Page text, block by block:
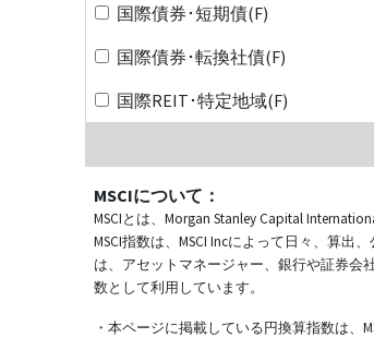
国際債券･短期債(F)
国際債券･転換社債(F)
国際REIT･特定地域(F)
MSCIについて：
MSCIとは、Morgan Stanley Capital
MSCI指数は、MSCI Incによって日々、算
は、アセットマネージャー、銀行や証券会
数として利用しています。
・本ページに掲載している円換算指数は、